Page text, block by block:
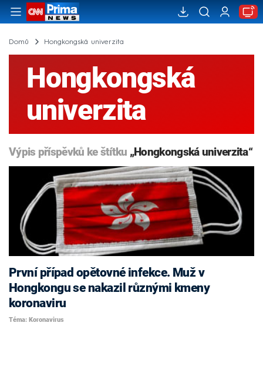
Domů Hongkongská univerzita
Hongkongská
univerzita
Výpis příspěvků ke štítku „Hongkongská univerzita“
První případ opětovné infekce. Muž v
Hongkongu se nakazil různými kmeny
koronaviru
Téma: Koronavirus